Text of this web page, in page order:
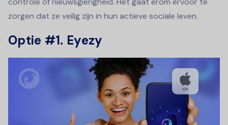
zorgen dat ze veilig zijn in hun actieve sociale leven.
Optie #1. Eyezy